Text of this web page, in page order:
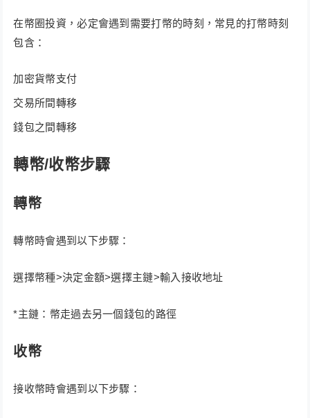
在幣圈投資，必定會遇到需要打幣的時刻，常見的打幣時刻
包含：
加密貨幣支付
交易所間轉移
錢包之間轉移
轉幣/收幣步驟
轉幣
轉幣時會遇到以下步驟：
選擇幣種>決定金額>選擇主鏈>輸入接收地址
*主鏈：幣走過去另一個錢包的路徑
收幣
接收幣時會遇到以下步驟：